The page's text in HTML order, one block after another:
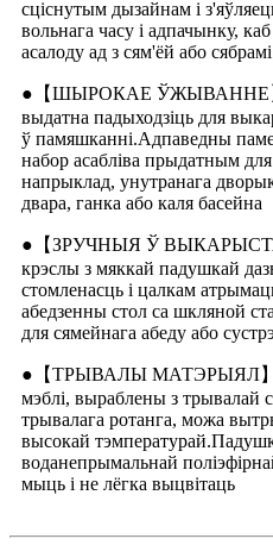
сціснутым дызайнам і
вольнага часу і адпачынку,
асалоду ад з сям'ёй або
●【ШЫРОКАЕ ЎЖЫВАННЕ】
выдатна падыходзіць для
ў памяшканні.Адпаведны
набор асабліва прыдатным
напрыклад, унутранага
двара, ганка або каля басейна
●【ЗРУЧНЫЯ Ў
крэслы з мяккай падушкай
стомленасць і цалкам
абедзенны стол са шкляной
для сямейнага абеду або
●【ТРЫВАЛЫ МАТЭРЫЯЛ】
мэблі, выраблены з трывалай
трывалага ротанга, можа
высокай
воданепрымальнай
мыць і не лёгка выцвітаць